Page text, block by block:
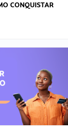
CONQUISTAR